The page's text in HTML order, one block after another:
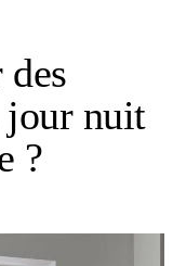
jour nuit
?